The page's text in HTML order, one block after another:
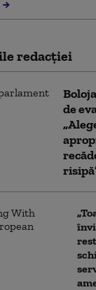
redacţiei
de